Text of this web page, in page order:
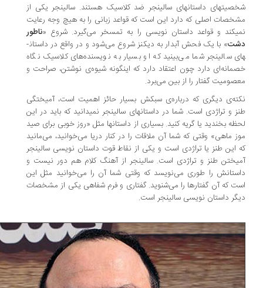
داستان­هایسالینجرضد کلاسیک هستند.سالینجر یکی از
اصلی که دارد این است که قواعد زبانی را به هیچ وجه رعایت
و قواعد داستان نویسی را به تمسخر می‌گیرد. شروع «ناطور
» با یک فحش آب­دار به دیکنز شروع می‌شود و در واقع در داستان­
سالینجر شما می‌بینید که او بسیار به نویسنده‌های کلاسیک نگاه
دارد چون اعتقاد دارد که این­گونه شیوه‌ی نوشتن، صراحت و
گفتار را از بین می‌برد.
دیگری که درباره‌ی سبکش بسیار حائز اهمیت است، آمیختگی
و تراژدی است. شما در داستان­های سالینجر نمی­دانید که باید در این
بخندید یا گریه کنید. بسیاری از داستان­ها مثل «روز خوبی برای صید
ماهی» وقتی که شما آن ملاقات را در کنار دریا می‌خوانید، می‌مانید
این طنز یا تراژدی است و یکی از نقاط قوت داستان نویسی سالینجر
طنز و تراژدی است. سالینجر از آهنگ کلام هم دور نیست و
را طوری می‌نویسد که وقتی شما آن را می‌خوانید مثل این
که آن گفتارها را می‌شنوید. گفتاری و فرم شفاهی یکی از مشخصات
داستان نویسی سالینجر است.